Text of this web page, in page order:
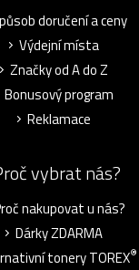
doručení a ceny
Výdejní místa
Značky od A do Z
Bonusový program
Reklamace
vybrat nás?
nakupovat u nás?
Dárky ZDARMA
tonery TOREX®